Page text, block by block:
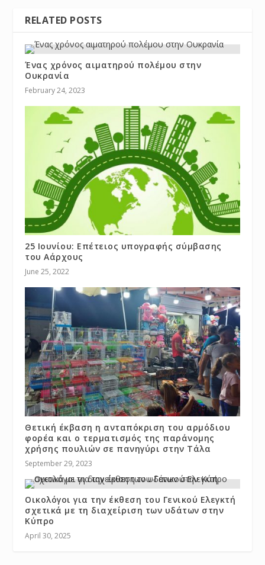
RELATED POSTS
Ένας χρόνος αιματηρού πολέμου στην
Ουκρανία
February 24, 2023
25 Ιουνίου: Επέτειος υπογραφής σύμβασης
του Αάρχους
June 25, 2022
Θετική έκβαση η ανταπόκριση του αρμόδιου
φορέα και ο τερματισμός της παράνομης
χρήσης πουλιών σε πανηγύρι στην Τάλα
September 29, 2023
Οικολόγοι για την έκθεση του Γενικού Ελεγκτή
σχετικά με τη διαχείριση των υδάτων στην
Κύπρο
April 30, 2025